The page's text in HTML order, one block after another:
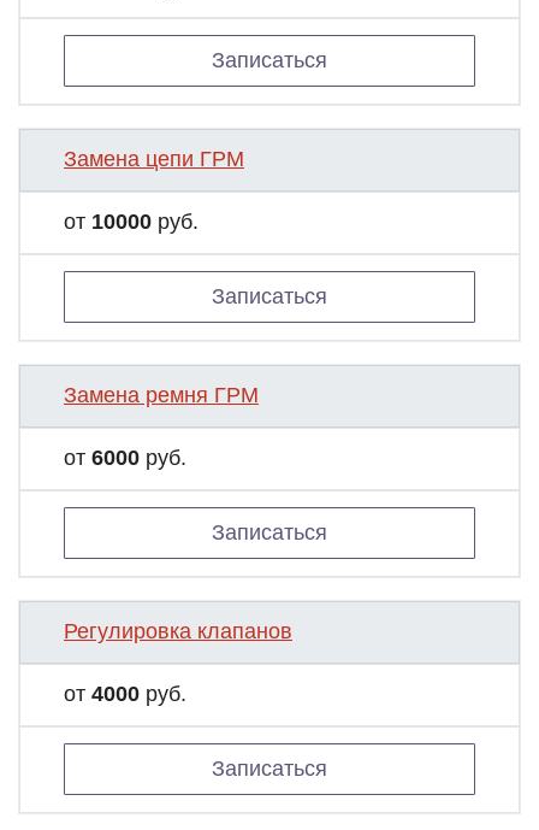
Записаться
Замена цепи ГРМ
от 10000 руб.
Записаться
Замена ремня ГРМ
от 6000 руб.
Записаться
Регулировка клапанов
от 4000 руб.
Записаться